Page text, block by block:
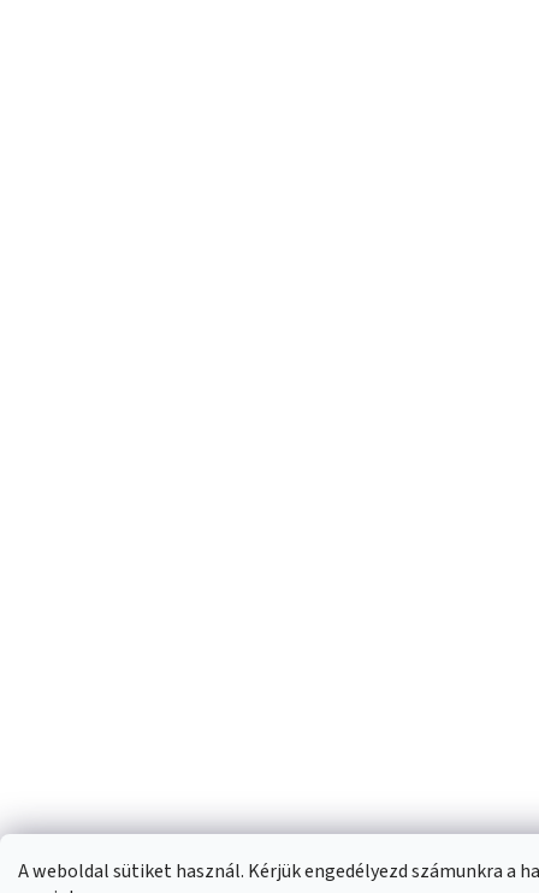
A weboldal sütiket használ. Kérjük engedélyezd számunkra a